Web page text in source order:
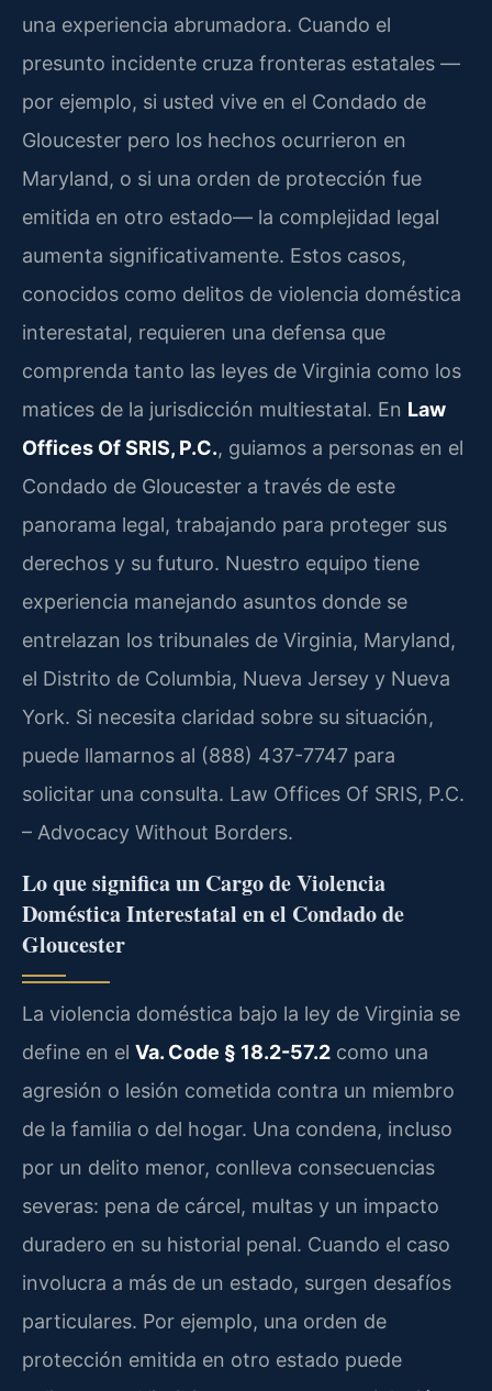
una experiencia abrumadora. Cuando el
presunto incidente cruza fronteras estatales —
por ejemplo, si usted vive en el Condado de
Gloucester pero los hechos ocurrieron en
Maryland, o si una orden de protección fue
emitida en otro estado— la complejidad legal
aumenta significativamente. Estos casos,
conocidos como delitos de violencia doméstica
interestatal, requieren una defensa que
comprenda tanto las leyes de Virginia como los
matices de la jurisdicción multiestatal. En Law
Offices Of SRIS, P.C., guiamos a personas en el
Condado de Gloucester a través de este
panorama legal, trabajando para proteger sus
derechos y su futuro. Nuestro equipo tiene
experiencia manejando asuntos donde se
entrelazan los tribunales de Virginia, Maryland,
el Distrito de Columbia, Nueva Jersey y Nueva
York. Si necesita claridad sobre su situación,
puede llamarnos al (888) 437-7747 para
solicitar una consulta. Law Offices Of SRIS, P.C.
– Advocacy Without Borders.
Lo que significa un Cargo de Violencia
Doméstica Interestatal en el Condado de
Gloucester
La violencia doméstica bajo la ley de Virginia se
define en el Va. Code § 18.2-57.2 como una
agresión o lesión cometida contra un miembro
de la familia o del hogar. Una condena, incluso
por un delito menor, conlleva consecuencias
severas: pena de cárcel, multas y un impacto
duradero en su historial penal. Cuando el caso
involucra a más de un estado, surgen desafíos
particulares. Por ejemplo, una orden de
protección emitida en otro estado puede